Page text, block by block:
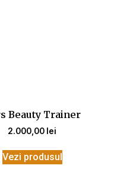
Beauty Trainer
2.000,00 lei
Vezi produsul